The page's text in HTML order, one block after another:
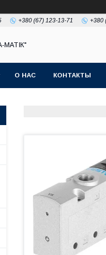
+380 (67) 123-13-71 +380
МАТІК"
О НАС КОНТАКТЫ